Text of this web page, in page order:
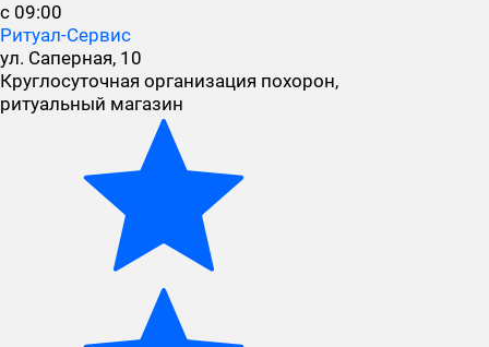
с 09:00
Ритуал-Сервис
ул. Саперная, 10
Круглосуточная организация похорон,
ритуальный магазин